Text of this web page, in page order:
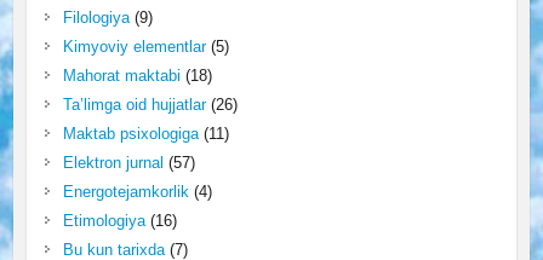
Filologiya(9)
Kimyoviy elementlar(5)
Mahorat maktabi (18)
Ta’limga oid hujjatlar(26)
Maktab psixologiga(11)
Elektron jurnal (57)
Energotejamkorlik(4)
Etimologiya(16)
Bu kun tarixda(7)